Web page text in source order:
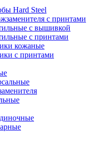
Hard Steel
с принтами
с вышивкой
с принтами
кожаные
с принтами